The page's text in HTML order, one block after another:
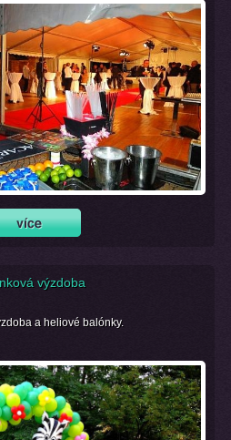
výzdoba
a heliové balónky.